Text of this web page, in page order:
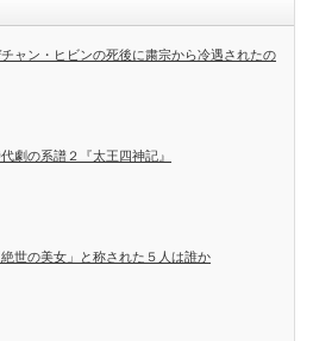
チャン・ヒビンの死後に粛宗から冷遇されたの
劇の系譜２『太王四神記』
世の美女」と称された５人は誰か